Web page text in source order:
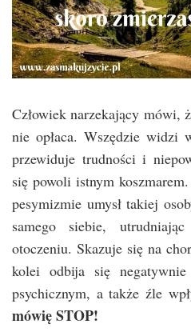
Człowiek narzekający mówi,
nie opłaca. Wszędzie widzi
przewiduje trudności i
się powoli istnym
pesymizmie umysł takiej
samego siebie,
otoczeniu. Skazuje się na
kolei odbija się
psychicznym, a także źle
mówię STOP!